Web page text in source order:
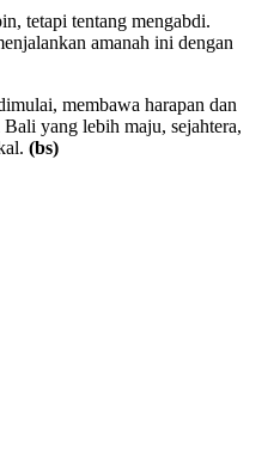
tetapi tentang mengabdi.
amanah ini dengan
membawa harapan dan
yang lebih maju, sejahtera,
(bs)